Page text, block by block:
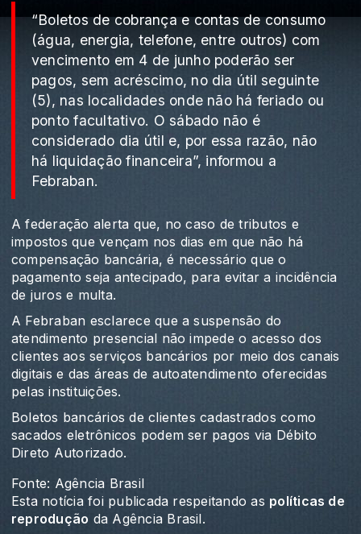
“Boletos de cobrança e contas de consumo
(água, energia, telefone, entre outros) com
vencimento em 4 de junho poderão ser
pagos, sem acréscimo, no dia útil seguinte
(5), nas localidades onde não há feriado ou
ponto facultativo. O sábado não é
considerado dia útil e, por essa razão, não
há liquidação financeira”, informou a
Febraban.
A federação alerta que, no caso de tributos e
impostos que vençam nos dias em que não há
compensação bancária, é necessário que o
pagamento seja antecipado, para evitar a incidência
de juros e multa.
A Febraban esclarece que a suspensão do
atendimento presencial não impede o acesso dos
clientes aos serviços bancários por meio dos canais
digitais e das áreas de autoatendimento oferecidas
pelas instituições.
Boletos bancários de clientes cadastrados como
sacados eletrônicos podem ser pagos via Débito
Direto Autorizado.
Fonte: Agência Brasil
Esta notícia foi publicada respeitando as políticas de
reprodução da Agência Brasil.